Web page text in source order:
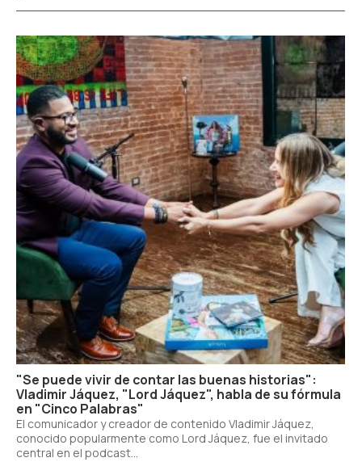
"Se puede vivir de contar las buenas historias":
Vladimir Jáquez, "Lord Jáquez", habla de su fórmula
en "Cinco Palabras"
El comunicador y creador de contenido Vladimir Jáquez,
conocido popularmente como Lord Jáquez, fue el invitado
central en el podcast...